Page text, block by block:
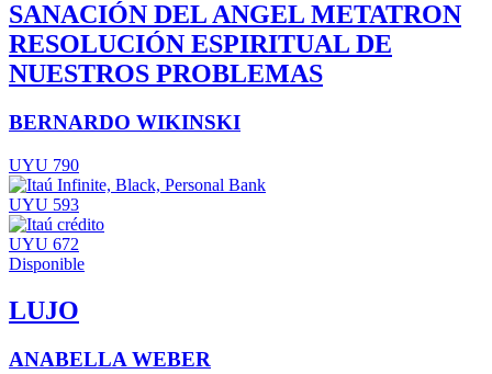
SANACIÓN DEL ANGEL METATRON
RESOLUCIÓN ESPIRITUAL DE
NUESTROS PROBLEMAS
BERNARDO WIKINSKI
UYU 790
UYU 593
UYU 672
Disponible
LUJO
ANABELLA WEBER